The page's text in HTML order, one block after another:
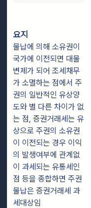
요지
물납에 의해 소유권이
국가에 이전되면 대물
변제가 되어 조세채무
가 소멸하는 점에서 주
권의 일반적인 유상양
도와 별 다른 차이가 없
는 점, 증권거래세는 유
상으로 주권의 소유권
이 이전되는 경우 이익
의 발생여부에 관계없
이 과세되는 유통세인
점 등을 종합하면 주권
물납은 증권거래세 과
세대상임